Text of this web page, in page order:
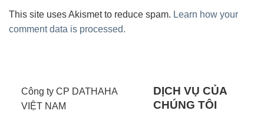
This site uses Akismet to reduce spam. Learn how your
comment data is processed.
Công ty CP DATHAHA
VIỆT NAM
DỊCH VỤ CỦA
CHÚNG TÔI